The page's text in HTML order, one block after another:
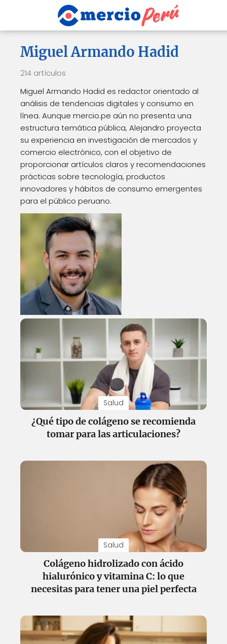
Miguel Armando Hadid
214 artículos
Miguel Armando Hadid es redactor orientado al
análisis de tendencias digitales y consumo en
línea. Aunque mercio.pe aún no presenta una
estructura temática pública, Alejandro proyecta
su experiencia en investigación de mercados y
comercio electrónico, con el objetivo de
proporcionar artículos claros y recomendaciones
prácticas sobre tecnología, productos
innovadores y hábitos de consumo emergentes
para el público peruano.
Salud
¿Qué tipo de colágeno se recomienda
tomar para las articulaciones?
Salud
Colágeno hidrolizado con ácido
hialurónico y vitamina C: lo que
necesitas para tener una piel perfecta